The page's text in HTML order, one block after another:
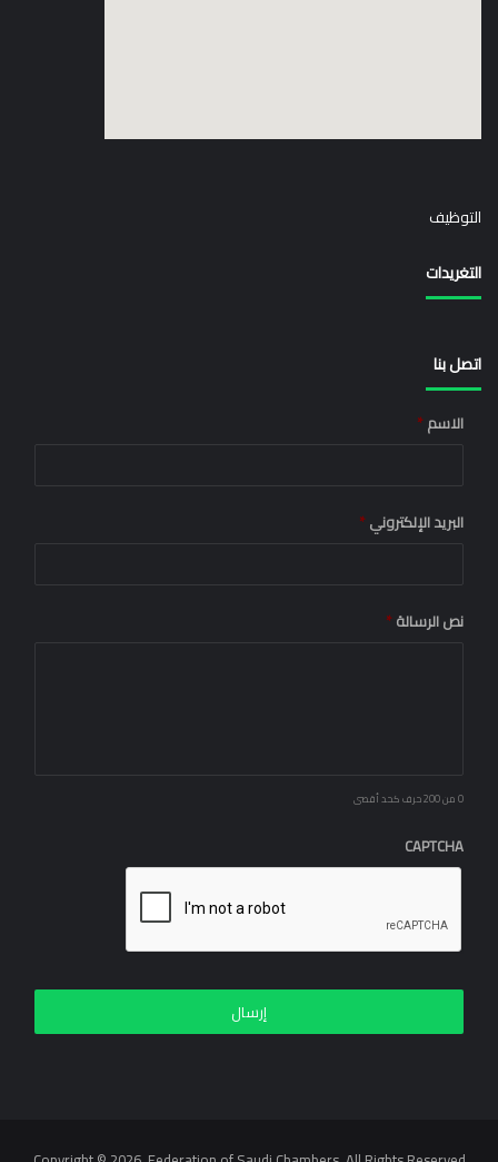
التوظيف
التغريدات
اتصل بنا
الاسم *
البريد الإلكتروني *
نص الرسالة *
0 من 200 حرف كحد أقصى
CAPTCHA